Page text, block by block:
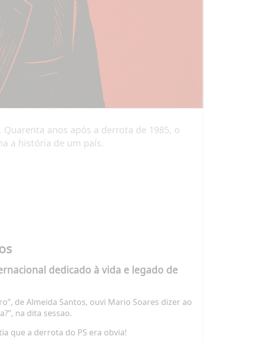
anos após a derrota de 1985, o
a história de um país.
dedicado à vida e legado de
de Almeida Santos, ouvi Mario Soares dizer ao
na dita sessao.
que a derrota do PS era obvia!